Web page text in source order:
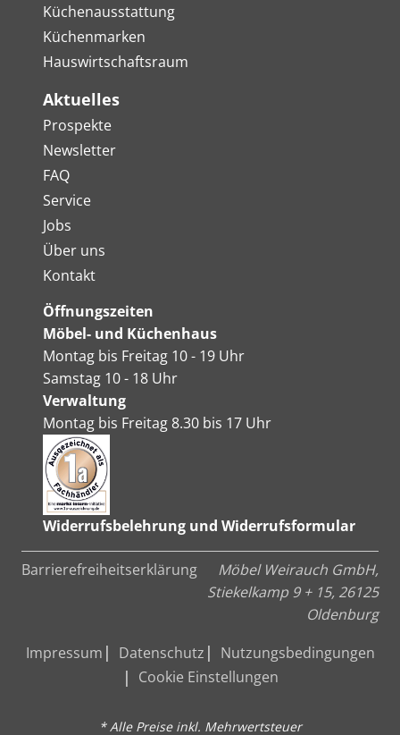
Küchenausstattung
Küchenmarken
Hauswirtschaftsraum
Aktuelles
Prospekte
Newsletter
FAQ
Service
Jobs
Über uns
Kontakt
Öffnungszeiten
Möbel- und Küchenhaus
Montag bis Freitag 10 - 19 Uhr
Samstag 10 - 18 Uhr
Verwaltung
Montag bis Freitag 8.30 bis 17 Uhr
Widerrufsbelehrung und Widerrufsformular
Barrierefreiheitserklärung
Möbel Weirauch GmbH,
Stiekelkamp 9 + 15, 26125
Oldenburg
Impressum
Datenschutz
Nutzungsbedingungen
Cookie Einstellungen
* Alle Preise inkl. Mehrwertsteuer